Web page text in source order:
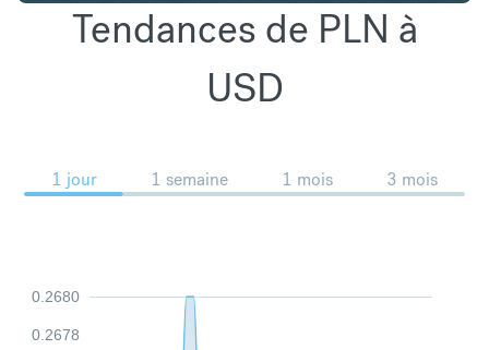
Tendances de PLN à
USD
1 jour 1 semaine 1 mois 3 mois
0.2678
0.2680